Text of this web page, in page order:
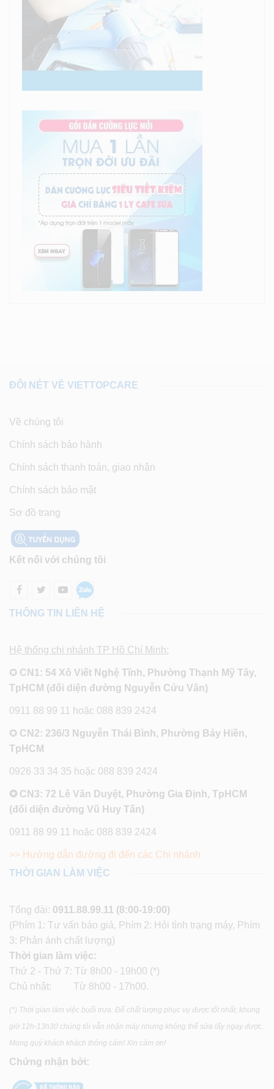
ĐÔI NÉT VỀ VIETTOPCARE
Về chúng tôi
Chính sách bảo hành
Chính sách thanh toán, giao nhận
Chính sách bảo mật
Sơ đồ trang
Kết nối với chúng tôi
THÔNG TIN LIÊN HỆ
Hệ thống chi nhánh TP Hồ Chí Minh:
✪ CN1: 54 Xô Viết Nghệ Tĩnh, Phường Thạnh Mỹ Tây,
TpHCM (đối diện đường Nguyễn Cửu Vân)
0911 88 99 11 hoặc 088 839 2424
✪ CN2: 236/3 Nguyễn Thái Bình, Phường Bảy Hiền,
TpHCM
0926 33 34 35 hoặc 088 839 2424
✪ CN3: 72 Lê Văn Duyệt, Phường Gia Định, TpHCM
(đối diện đường Vũ Huy Tấn)
0911 88 99 11 hoặc 088 839 2424
>> Hướng dẫn đường đi đến các Chi nhánh
THỜI GIAN LÀM VIỆC
Tổng đài: 0911.88.99.11 (8:00-19:00)
(Phím 1: Tư vấn báo giá, Phím 2: Hỏi tình trạng máy, Phím
3: Phản ánh chất lượng)
Thời gian làm việc:
Thứ 2 - Thứ 7: Từ 8h00 - 19h00 (*)
Chủ nhật: Từ 8h00 - 17h00.
(*) Thời gian làm việc buổi trưa: Để chất lượng phục vụ được tốt nhất, khung
giờ 12h-13h30 chúng tôi vẫn nhận máy nhưng không thể sửa lấy ngay được.
Mong quý khách khách thông cảm! Xin cảm ơn!
Chứng nhận bởi: